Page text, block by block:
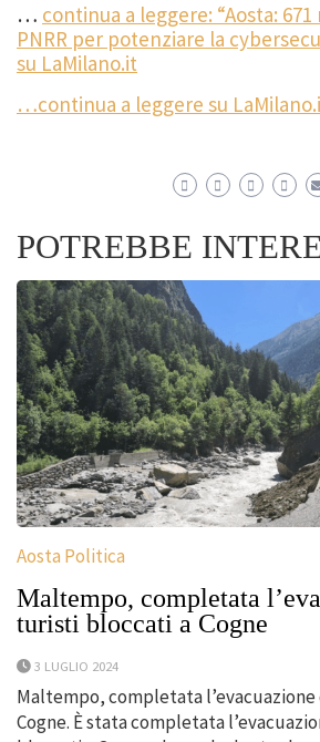
… continua a leggere: “Aosta:
PNRR per potenziare la
su LaMilano.it
…continua a leggere su
POTREBBE
Aosta Politica
Maltempo, completata
turisti bloccati a Cogne
3 LUGLIO 2024
Maltempo, completata
Cogne. È stata completata